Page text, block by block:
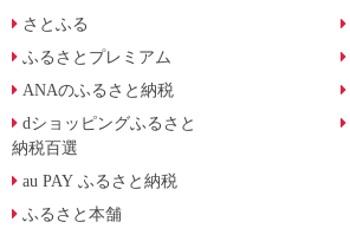
さとふる
ふるさとプレミアム
ANAのふるさと納税
dショッピングふるさと
納税百選
au PAY ふるさと納税
ふるさと本舗